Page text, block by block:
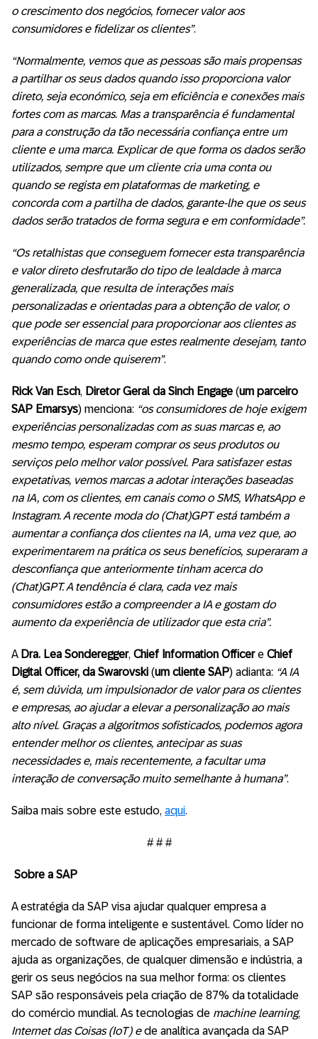
o crescimento dos negócios, fornecer valor aos
consumidores e fidelizar os clientes”.
“Normalmente, vemos que as pessoas são mais propensas
a partilhar os seus dados quando isso proporciona valor
direto, seja económico, seja em eficiência e conexões mais
fortes com as marcas. Mas a transparência é fundamental
para a construção da tão necessária confiança entre um
cliente e uma marca. Explicar de que forma os dados serão
utilizados, sempre que um cliente cria uma conta ou
quando se regista em plataformas de marketing, e
concorda com a partilha de dados, garante-lhe que os seus
dados serão tratados de forma segura e em conformidade”.
“Os retalhistas que conseguem fornecer esta transparência
e valor direto desfrutarão do tipo de lealdade à marca
generalizada, que resulta de interações mais
personalizadas e orientadas para a obtenção de valor, o
que pode ser essencial para proporcionar aos clientes as
experiências de marca que estes realmente desejam, tanto
quando como onde quiserem”.
Rick Van Esch, Diretor Geral da Sinch Engage (um parceiro
SAP Emarsys) menciona: “os consumidores de hoje exigem
experiências personalizadas com as suas marcas e, ao
mesmo tempo, esperam comprar os seus produtos ou
serviços pelo melhor valor possível. Para satisfazer estas
expetativas, vemos marcas a adotar interações baseadas
na IA, com os clientes, em canais como o SMS, WhatsApp e
Instagram. A recente moda do (Chat)GPT está também a
aumentar a confiança dos clientes na IA, uma vez que, ao
experimentarem na prática os seus benefícios, superaram a
desconfiança que anteriormente tinham acerca do
(Chat)GPT. A tendência é clara, cada vez mais
consumidores estão a compreender a IA e gostam do
aumento da experiência de utilizador que esta cria”.
A Dra. Lea Sonderegger, Chief Information Officere Chief
Digital Officer, da Swarovski (um cliente SAP) adianta: “A IA
é, sem dúvida, um impulsionador de valor para os clientes
e empresas, ao ajudar a elevar a personalização ao mais
alto nível. Graças a algoritmos sofisticados, podemos agora
entender melhor os clientes, antecipar as suas
necessidades e, mais recentemente, a facultar uma
interação de conversação muito semelhante à humana”.
Saiba mais sobre este estudo, aqui.
# # #
Sobre a SAP
A estratégia da SAP visa ajudar qualquer empresa a
funcionar de forma inteligente e sustentável. Como líder no
mercado de software de aplicações empresariais, a SAP
ajuda as organizações, de qualquer dimensão e indústria, a
gerir os seus negócios na sua melhor forma: os clientes
SAP são responsáveis pela criação de 87% da totalidade
do comércio mundial. As tecnologias de machine learning,
Internet das Coisas (IoT) ede analítica avançada da SAP